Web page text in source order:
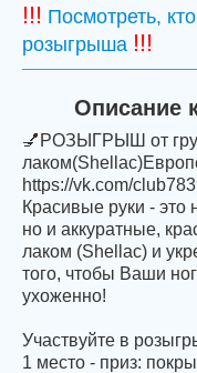
!!! Посмотреть,
розыгрыша !!!
Описание
💅РОЗЫГРЫШ от
https://vk.com/
Красивые руки - это
но и аккуратные,
лаком (Shellac) и
того, чтобы Ваши
ухоженно!
Участвуйте в
1 место - приз: